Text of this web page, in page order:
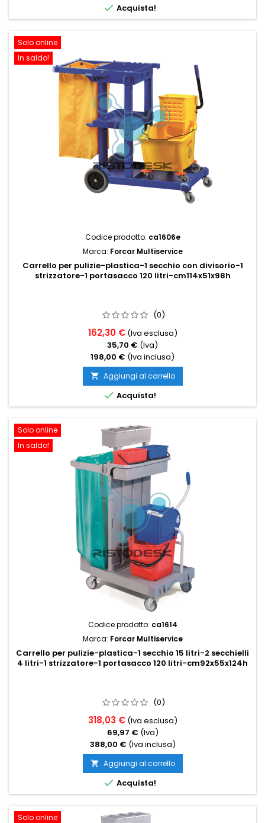
 Acquista!
Solo online
In saldo!
Codice prodotto: ca1606e
Marca: Forcar Multiservice
Carrello per pulizie-plastica-1 secchio con divisorio-1
strizzatore-1 portasacco 120 litri-cm114x51x98h
(0)
162,30 € (Iva esclusa)
35,70 € (Iva)
198,00 € (Iva inclusa)
 Aggiungi al carrello
 Acquista!
Solo online
In saldo!
Codice prodotto: ca1614
Marca: Forcar Multiservice
Carrello per pulizie-plastica-1 secchio 15 litri-2 secchielli
4 litri-1 strizzatore-1 portasacco 120 litri-cm92x55x124h
(0)
318,03 € (Iva esclusa)
69,97 € (Iva)
388,00 € (Iva inclusa)
 Aggiungi al carrello
 Acquista!
Solo online